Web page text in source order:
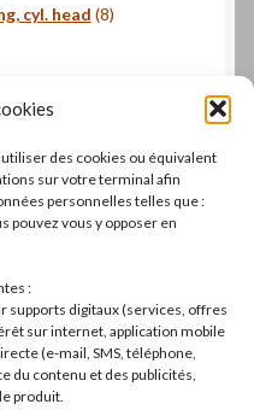
des cookies ou équivalent
sur votre terminal afin
personnelles telles que :
pouvez vous y opposer en
:
supports digitaux (services, offres
sur internet, application mobile
(e-mail, SMS, téléphone,
du contenu et des publicités,
produit.
produits
cyl. head 88
produits
rings 3
produits
transmission 11
transmission
models, Misc. 3737
produits